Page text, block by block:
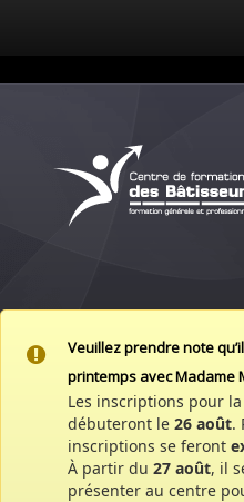
Veuillez prendre note
printemps avec Madame
Les inscriptions pour la
débuteront le 26 août.
inscriptions se feront
À partir du 27 août, il
présenter au centre